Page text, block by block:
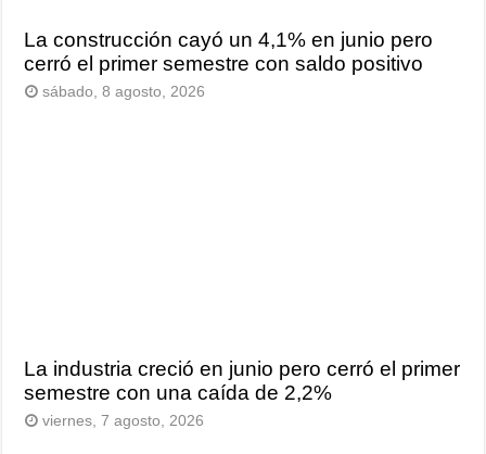
La construcción cayó un 4,1% en junio pero
cerró el primer semestre con saldo positivo
sábado, 8 agosto, 2026
La industria creció en junio pero cerró el primer
semestre con una caída de 2,2%
viernes, 7 agosto, 2026